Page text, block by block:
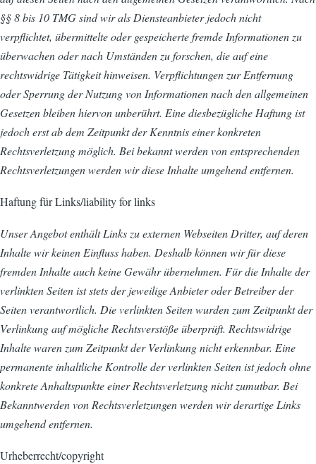
§§ 8 bis 10 TMG sind wir als Diensteanbieter jedoch nicht
verpflichtet, übermittelte oder gespeicherte fremde Informationen zu
überwachen oder nach Umständen zu forschen, die auf eine
rechtswidrige Tätigkeit hinweisen. Verpflichtungen zur Entfernung
oder Sperrung der Nutzung von Informationen nach den allgemeinen
Gesetzen bleiben hiervon unberührt. Eine diesbezügliche Haftung ist
jedoch erst ab dem Zeitpunkt der Kenntnis einer konkreten
Rechtsverletzung möglich. Bei bekannt werden von entsprechenden
Rechtsverletzungen werden wir diese Inhalte umgehend entfernen.
Haftung für Links/liability for links
Unser Angebot enthält Links zu externen Webseiten Dritter, auf deren
Inhalte wir keinen Einfluss haben. Deshalb können wir für diese
fremden Inhalte auch keine Gewähr übernehmen. Für die Inhalte der
verlinkten Seiten ist stets der jeweilige Anbieter oder Betreiber der
Seiten verantwortlich. Die verlinkten Seiten wurden zum Zeitpunkt der
Verlinkung auf mögliche Rechtsverstöße überprüft. Rechtswidrige
Inhalte waren zum Zeitpunkt der Verlinkung nicht erkennbar. Eine
permanente inhaltliche Kontrolle der verlinkten Seiten ist jedoch ohne
konkrete Anhaltspunkte einer Rechtsverletzung nicht zumutbar. Bei
Bekanntwerden von Rechtsverletzungen werden wir derartige Links
umgehend entfernen.
Urheberrecht/copyright